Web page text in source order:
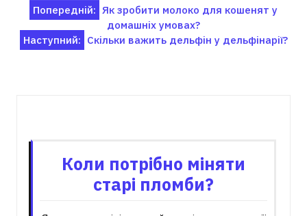
Навігація
записів
Попередній: Як зробити молоко для кошенят у
домашніх умовах?
Наступний: Скільки важить дельфін у дельфінарії?
Коли потрібно міняти
старі пломби?